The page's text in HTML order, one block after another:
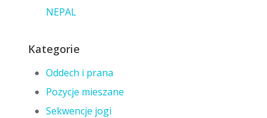
NEPAL
Kategorie
Oddech i prana
Pozycje mieszane
Sekwencje jogi